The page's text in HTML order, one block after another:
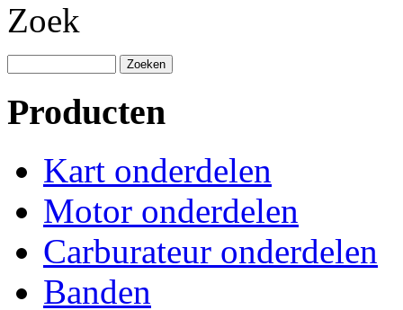
Zoek
Producten
Kart onderdelen
Motor onderdelen
Carburateur onderdelen
Banden